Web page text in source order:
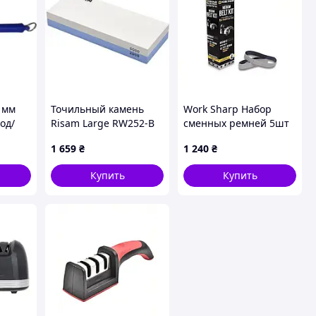
мм
Точильный камень
Risam Large RW252-B
5000 водный (RW252-
B)
1 659 ₴
Купить
Work Sharp Набор
сменных ремней 5шт
PP0003207
1 240 ₴
Купить